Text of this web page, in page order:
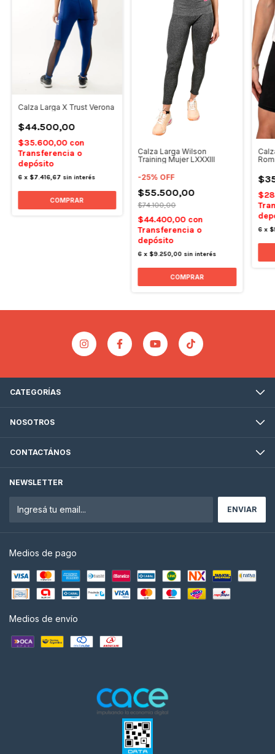
Calza Larga X Trust Verona
$44.500,00
$35.600,00 con
Transferencia o
depósito
6 x $7.416,67 sin interés
COMPRAR
Calza Larga Wilson
Training Mujer LXXXIII
-25% OFF
$55.500,00
$74.100,00
$44.400,00 con
Transferencia o
depósito
6 x$9.250,00 sin interés
COMPRAR
6 x
CATEGORÍAS
NOSOTROS
CONTACTÁNOS
NEWSLETTER
Medios de pago
Medios de envío